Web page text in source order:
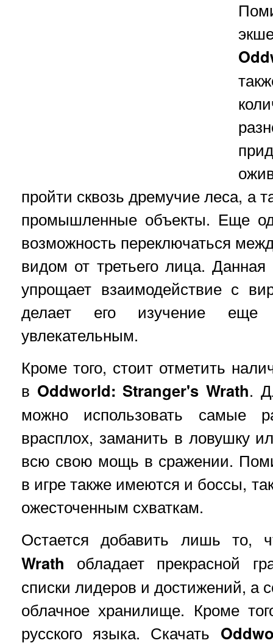
пройти сквозь дремучие леса, а
промышленные объекты. Еще
возможность переключаться
видом от третьего лица.
упрощает взаимодействие с
делает его изучение
увлекательным.
Кроме того, стоит отметить
в Oddworld: Stranger's Wrath.
можно использовать самые
врасплох, заманить в ловушку
всю свою мощь в сражении.
в игре также имеются и боссы,
ожесточенным схваткам.
Остается добавить лишь то,
Wrath обладает прекрасной
списки лидеров и достижений, а
облачное хранилище. Кроме
русского языка. Скачать